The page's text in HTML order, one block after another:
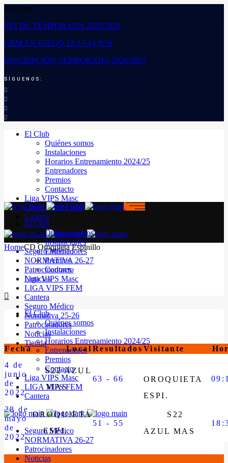
Noticias:
FIN DE TEMPORADA 2025/2026
CBM EN JUEGO 12-13-14 JUN
INSCRIPCIÓN TEMPORADA 2026/2027
SÍGUENOS:
El Club
Quiénes somos
Instalaciones
Horarios Entrenamiento 2024/25
Entrenadores
Premios
Contacto
Liga VIPS Masc
LIGA VIPS FEM
Cantera
Seguro Médico
NORMATIVA 26-27
Patrocinadores
Noticias
El Club
Quiénes somos
Instalaciones
Horarios Entrenamiento 2024/25
Entrenadores
Premios
Contacto
Liga VIPS Masc
LIGA VIPS FEM
Cantera
Seguro Médico
NORMATIVA 26-27
Patrocinadores
Noticias
El Club
Quiénes somos
Instalaciones
Entrenadores
Premios
Contacto
Liga VIPS Masc
LIGA VIPS FEM
Cantera
Seguro Médico
Normativa 25-26
Patrocinadores
Noticias
Tienda
HomeCD Oroquieta Espinillo
Fecha Local Resultados Visitante
4 de
junio
de
2022
S22 AZUL
MAS
63 - 66
OROQUIETA
ESPI.
28 de
mayo
de
2022
OROQUIETA
ESPI.
51 - 55
S22
AZUL MAS